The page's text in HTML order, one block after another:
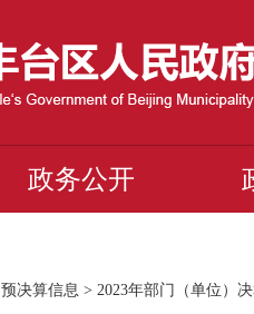
政务公开
预决算信息 > 2023年部门（单位）